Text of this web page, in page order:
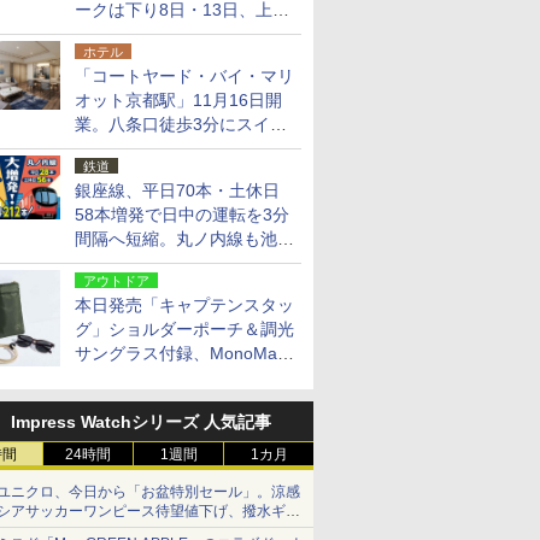
ークは下り8日・13日、上り
14日・15日
ホテル
「コートヤード・バイ・マリ
オット京都駅」11月16日開
業。八条口徒歩3分にスイー
ト含む全270室、ダイニング
も併設
鉄道
銀座線、平日70本・土休日
58本増発で日中の運転を3分
間隔へ短縮。丸ノ内線も池袋
～中野坂上を4分間隔に
アウトドア
本日発売「キャプテンスタッ
グ」ショルダーポーチ＆調光
サングラス付録、MonoMax
Impress Watchシリーズ 人気記事
24時間 1週間 1カ月
ニクロ、今日から「お盆特別セール」。涼感
アサッカーワンピース待望値下げ、撥水ギア
ョーツは1990円に